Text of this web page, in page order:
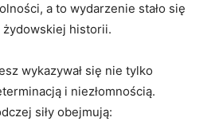
a to wydarzenie stało⁣ się
historii.
wykazywał⁣ się nie tylko
i niezłomnością.
siły obejmują: